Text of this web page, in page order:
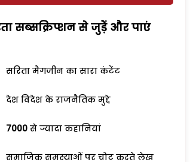
सब्सक्रिप्शन से जुड़ेें और पाएं
सरिता मैगजीन का सारा कंटेंट
देश विदेश के राजनैतिक मुद्दे
7000 से ज्यादा कहानियां
समाजिक समस्याओं पर चोट करते लेख